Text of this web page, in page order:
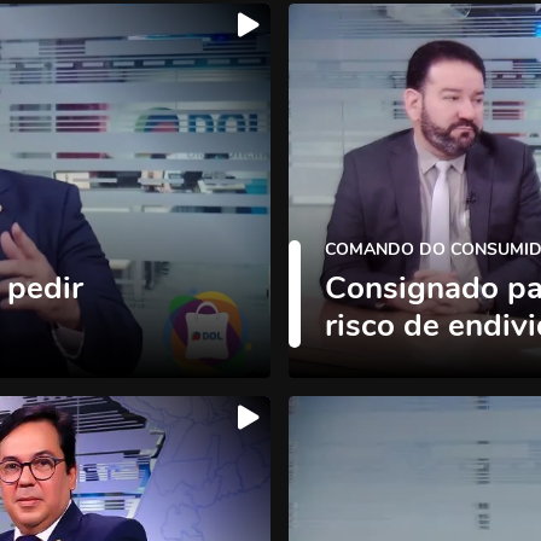
pedir
COMANDO DO
Consignado
risco de